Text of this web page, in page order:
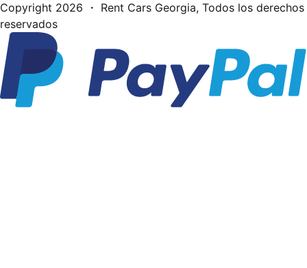
Copyright 2026 ・ Rent Cars Georgia, Todos los derechos
reservados